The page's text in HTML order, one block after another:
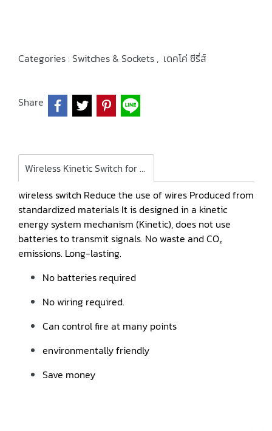
Categories : Switches & Sockets , เดคโค่ ซีรี่ส์
Share
Wireless Kinetic Switch for Deco Series (Matt Dark Color)
wireless switch Reduce the use of wires Produced from
standardized materials It is designed in a kinetic
energy system mechanism (Kinetic), does not use
batteries to transmit signals. No waste and CO₂
emissions. Long-lasting.
No batteries required
No wiring required.
Can control fire at many points
environmentally friendly
Save money